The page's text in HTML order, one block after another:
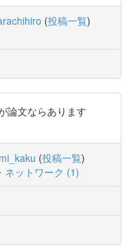
(投稿一覧)
論文ならあります
(投稿一覧)
ネットワーク (1)